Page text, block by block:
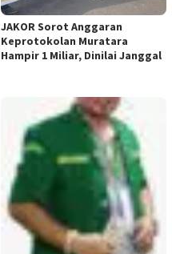
JAKOR Sorot Anggaran
Keprotokolan Muratara
Hampir 1 Miliar, Dinilai Janggal